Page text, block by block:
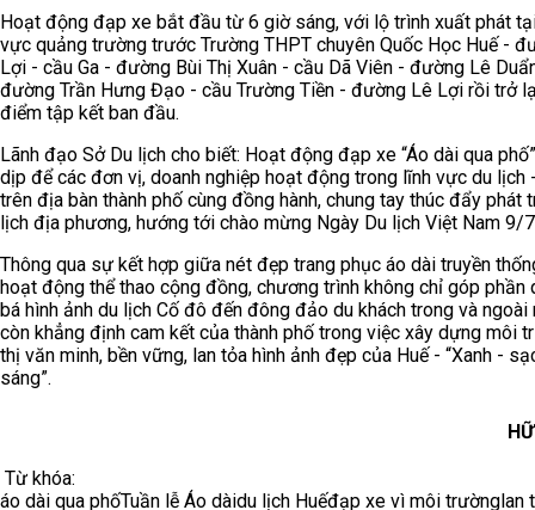
Hoạt động đạp xe bắt đầu từ 6 giờ sáng, với lộ trình xuất phát
vực quảng trường trước Trường THPT chuyên Quốc Học Huế -
Lợi - cầu Ga - đường Bùi Thị Xuân - cầu Dã Viên - đường Lê
đường Trần Hưng Đạo - cầu Trường Tiền - đường Lê Lợi rồi trở
điểm tập kết ban đầu.
Lãnh đạo Sở Du lịch cho biết: Hoạt động đạp xe “Áo dài qua
dịp để các đơn vị, doanh nghiệp hoạt động trong lĩnh vực du lịch
trên địa bàn thành phố cùng đồng hành, chung tay thúc đẩy phát
lịch địa phương, hướng tới chào mừng Ngày Du lịch Việt Nam 9/
Thông qua sự kết hợp giữa nét đẹp trang phục áo dài truyền
hoạt động thể thao cộng đồng, chương trình không chỉ góp phần
bá hình ảnh du lịch Cố đô đến đông đảo du khách trong và ngoài
còn khẳng định cam kết của thành phố trong việc xây dựng môi
thị văn minh, bền vững, lan tỏa hình ảnh đẹp của Huế - “Xanh -
sáng”.
Từ khóa:
áo dài qua phốTuần lễ Áo dàidu lịch Huếđạp xe vì môi trườnglan